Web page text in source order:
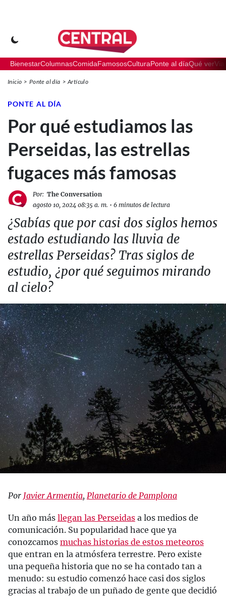
BienestarColumnasComidaFamososCulturaPonte al díaQué ver
Inicio Ponte al día Artículo
PONTE AL DÍA
Por qué estudiamos las
Perseidas, las estrellas
fugaces más famosas
Por: The Conversation
agosto 10, 2024 08:35 a. m. • 6 minutos de lectura
¿Sabías que por casi dos siglos hemos
estado estudiando las lluvia de
estrellas Perseidas? Tras siglos de
estudio, ¿por qué seguimos mirando
al cielo?
Por Javier Armentia, Planetario de Pamplona
Un año más llegan las Perseidas a los medios de
comunicación. Su popularidad hace que ya
conozcamos muchas historias de estos meteoros
que entran en la atmósfera terrestre. Pero existe
una pequeña historia que no se ha contado tan a
menudo: su estudio comenzó hace casi dos siglos
gracias al trabajo de un puñado de gente que decidió